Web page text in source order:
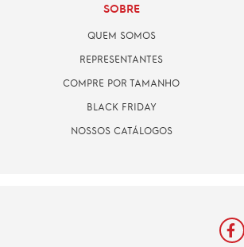
SOBRE
QUEM SOMOS
REPRESENTANTES
COMPRE POR TAMANHO
BLACK FRIDAY
NOSSOS CATÁLOGOS